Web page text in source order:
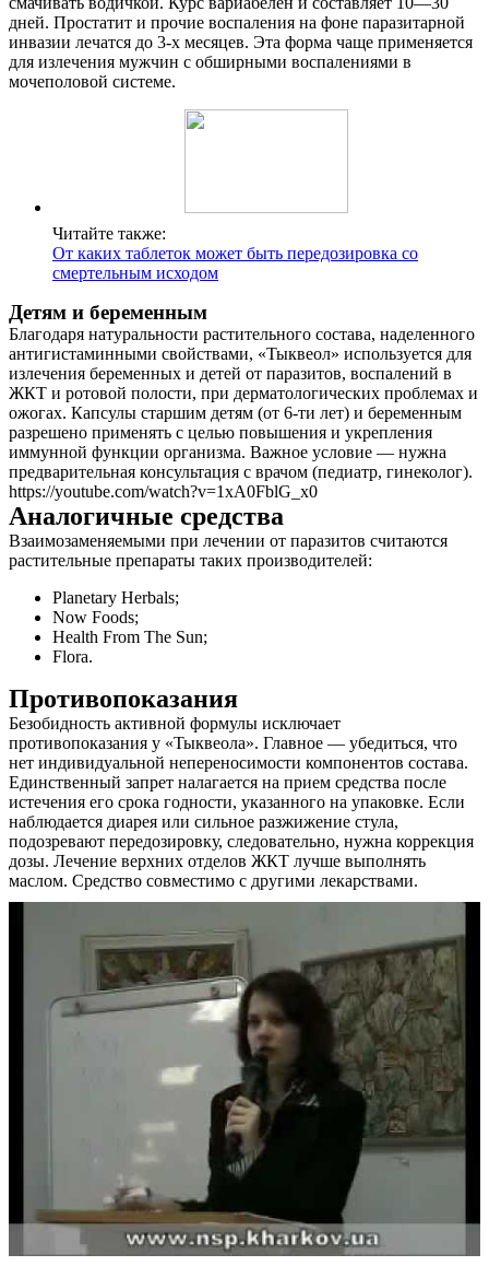
дней. Простатит и прочие воспаления на фоне паразитарной
инвазии лечатся до 3-х месяцев. Эта форма чаще применяется
для излечения мужчин с обширными воспалениями в
мочеполовой системе.
Читайте также:
От каких таблеток может быть передозировка со
смертельным исходом
Детям и беременным
Благодаря натуральности растительного состава, наделенного
антигистаминными свойствами, «Тыквеол» используется для
излечения беременных и детей от паразитов, воспалений в
ЖКТ и ротовой полости, при дерматологических проблемах и
ожогах. Капсулы старшим детям (от 6-ти лет) и беременным
разрешено применять с целью повышения и укрепления
иммунной функции организма. Важное условие — нужна
предварительная консультация с врачом (педиатр, гинеколог).
https://youtube.com/watch?v=1xA0FblG_x0
Аналогичные средства
Взаимозаменяемыми при лечении от паразитов считаются
растительные препараты таких производителей:
Planetary Herbals;
Now Foods;
Health From The Sun;
Flora.
Противопоказания
Безобидность активной формулы исключает
противопоказания у «Тыквеола». Главное — убедиться, что
нет индивидуальной непереносимости компонентов состава.
Единственный запрет налагается на прием средства после
истечения его срока годности, указанного на упаковке. Если
наблюдается диарея или сильное разжижение стула,
подозревают передозировку, следовательно, нужна коррекция
дозы. Лечение верхних отделов ЖКТ лучше выполнять
маслом. Средство совместимо с другими лекарствами.